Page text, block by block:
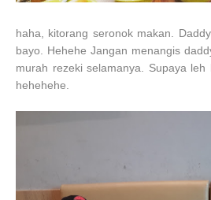
haha, kitorang seronok makan.
bayo. Hehehe Jangan menangis
murah rezeki selamanya. Supaya leh
hehehehe.